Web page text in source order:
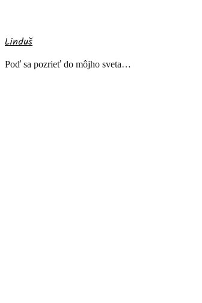
Linduš
Poď sa pozrieť do môjho sveta…